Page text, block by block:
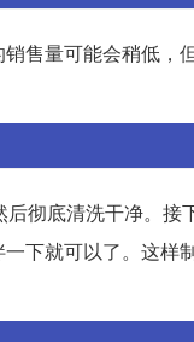
售量可能会稍低，
彻底清洗干净。接
下就可以了。这样